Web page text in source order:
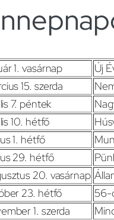
1. vasárnap Új
15. szerda
7. péntek
10. hétfő
1. hétfő
29. hétfő
20. vasárnap
23. hétfő
56-
1. szerda